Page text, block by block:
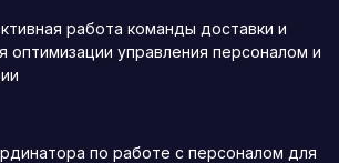
работа команды доставки и
управления персоналом и
по работе с персоналом для